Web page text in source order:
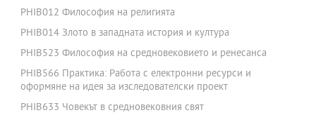
PHIB012 Философия на религията
PHIB014 Злото в западната история и култура
PHIB523 Философия на средновековието и ренесанса
PHIB566 Практика: Работа с електронни ресурси и
оформяне на идея за изследователски проект
PHIB633 Човекът в средновековния свят